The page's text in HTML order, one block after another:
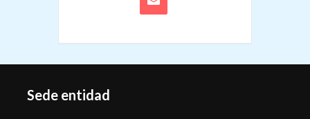
Sede entidad